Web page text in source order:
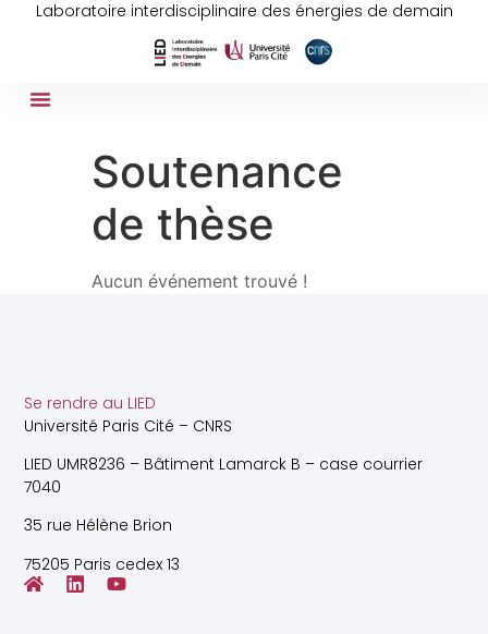
Laboratoire interdisciplinaire des énergies de demain
Soutenance
de thèse
Aucun événement trouvé !
Se rendre au LIED
Université Paris Cité – CNRS
LIED UMR8236 – Bâtiment Lamarck B – case courrier
7040
35 rue Hélène Brion
75205 Paris cedex 13